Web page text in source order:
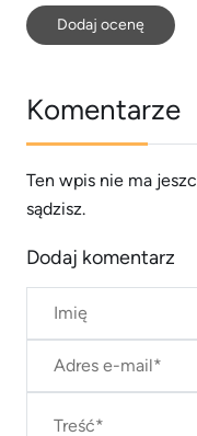
Dodaj ocenę
Komentarze
Ten wpis nie ma
sądzisz.
Dodaj komentarz